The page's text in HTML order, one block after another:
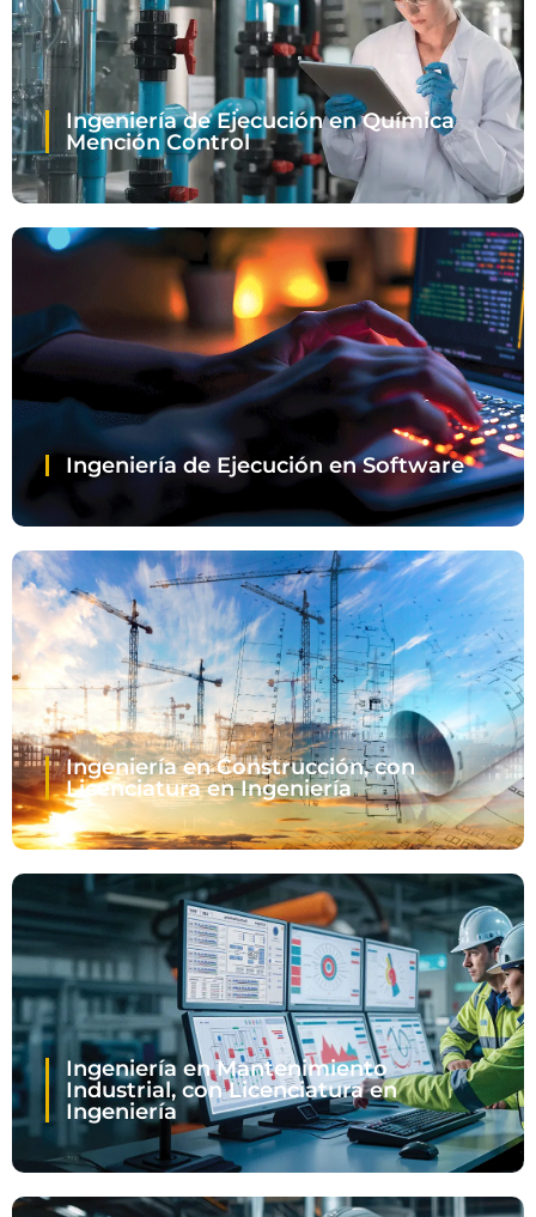
Ingeniería de Ejecución en Química
Mención Control
Ingeniería de Ejecución en Software
Ingeniería en Construcción, con
Licenciatura en Ingeniería
Ingeniería en Mantenimiento
Industrial, con Licenciatura en
Ingeniería